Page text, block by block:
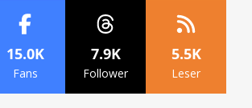
15.0K
Fans
7.9K
Follower
5.5K
Leser